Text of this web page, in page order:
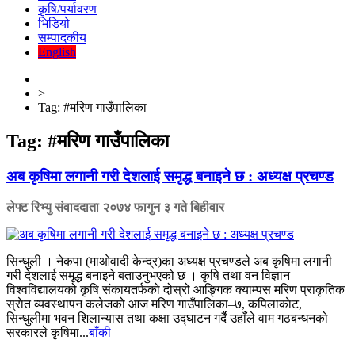
कृषि/पर्यावरण
भिडियो
सम्पादकीय
English
>
Tag: #मरिण गाउँपालिका
Tag: #मरिण गाउँपालिका
अब कृषिमा लगानी गरी देशलाई समृद्ध बनाइने छ : अध्यक्ष प्रचण्ड
लेफ्ट रिभ्यु संवाददाता २०७४ फागुन ३ गते बिहीवार
सिन्धुली । नेकपा (माओवादी केन्द्र)का अध्यक्ष प्रचण्डले अब कृषिमा लगानी
गरी देशलाई समृद्ध बनाइने बताउनुभएको छ । कृषि तथा वन विज्ञान
विश्वविद्यालयको कृषि संकायतर्फको दोस्रो आङ्गिक क्याम्पस मरिण प्राकृतिक
स्राेत व्यवस्थापन कलेजको आज मरिण गाउँपालिका–७, कपिलाकाेट,
सिन्धुलीमा भवन शिलान्यास तथा कक्षा उद्घाटन गर्दै उहाँले वाम गठबन्धनको
सरकारले कृषिमा...बाँकी